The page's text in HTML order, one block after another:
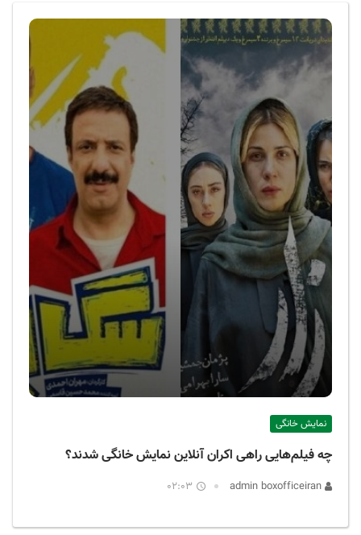
نمایش خانگی
چه فیلم‌هایی راهی اکران آنلاین نمایش خانگی شدند؟
02:03